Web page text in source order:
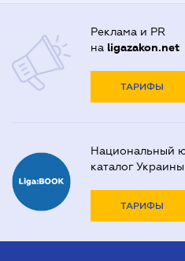
Реклама и PR
на ligazakon.net
ТАРИФЫ
Национальный
каталог Украины
ТАРИФЫ